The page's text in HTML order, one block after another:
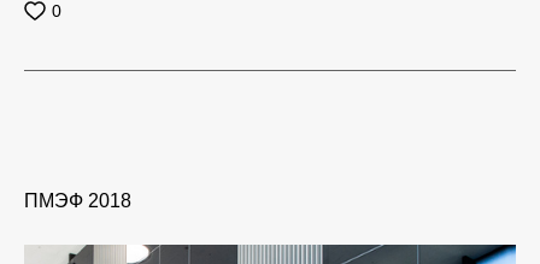
0
ПМЭФ 2018